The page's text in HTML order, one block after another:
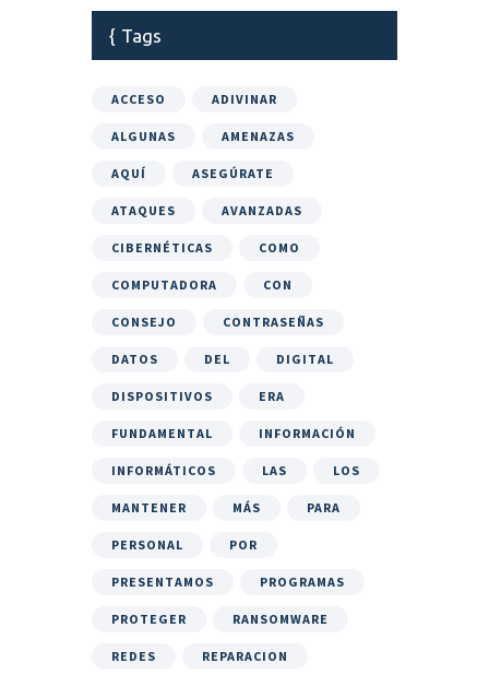
Tags
ACCESO ADIVINAR
ALGUNAS AMENAZAS
AQUÍ ASEGÚRATE
ATAQUES AVANZADAS
CIBERNÉTICAS COMO
COMPUTADORA CON
CONSEJO CONTRASEÑAS
DATOS DEL DIGITAL
DISPOSITIVOS ERA
FUNDAMENTAL INFORMACIÓN
INFORMÁTICOS LAS LOS
MANTENER MÁS PARA
PERSONAL POR
PRESENTAMOS PROGRAMAS
PROTEGER RANSOMWARE
REDES REPARACION